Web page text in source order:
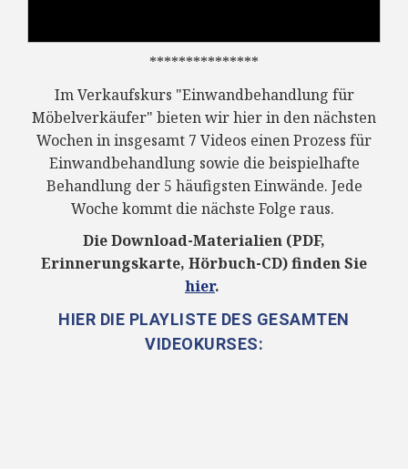
***************
Im Verkaufskurs "Einwandbehandlung für
Möbelverkäufer" bieten wir hier in den nächsten
Wochen in insgesamt 7 Videos einen Prozess für
Einwandbehandlung sowie die beispielhafte
Behandlung der 5 häufigsten Einwände. Jede
Woche kommt die nächste Folge raus.
Die Download-Materialien (PDF,
Erinnerungskarte, Hörbuch-CD) finden Sie
hier.
HIER DIE PLAYLISTE DES GESAMTEN
VIDEOKURSES: